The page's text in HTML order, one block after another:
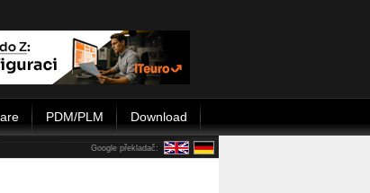
PDM/PLM Download
Google překladač: